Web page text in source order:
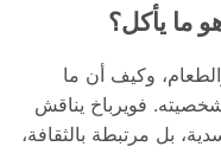
ما يأكل؟
وكيف أن ما
فويرباخ يناقش
بل مرتبطة بالثقافة،